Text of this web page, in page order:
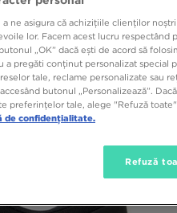
ne asigura că achizițiile clienților
lor. Facem acest lucru
„OK” dacă ești de acord să
a pregăti conținut personalizat special
tale, reclame personalizate sau
butonul „Personalizează”.
preferințelor tale, alege "Refuză
de confidențialitate.
Refuză